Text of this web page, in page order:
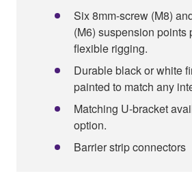
Six 8mm-screw (M8)
(M6) suspension points
flexible rigging.
Durable black or white
painted to match any
Matching U-bracket
option.
Barrier strip connectors